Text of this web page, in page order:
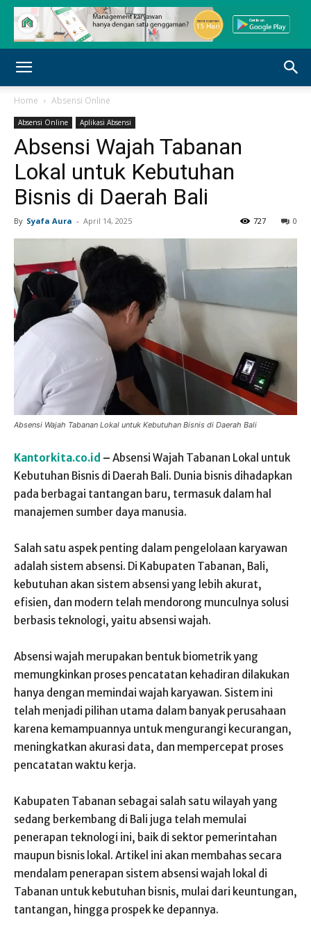
Home Absensi Online
Absensi Online Aplikasi Absensi
Absensi Wajah Tabanan
Lokal untuk Kebutuhan
Bisnis di Daerah Bali
By Syafa Aura - April 14, 2025 0
727
Absensi Wajah Tabanan Lokal untuk Kebutuhan Bisnis di Daerah Bali
Kantorkita.co.id – Absensi Wajah Tabanan Lokal untuk
Kebutuhan Bisnis di Daerah Bali. Dunia bisnis dihadapkan
pada berbagai tantangan baru, termasuk dalam hal
manajemen sumber daya manusia.
Salah satu aspek penting dalam pengelolaan karyawan
adalah sistem absensi. Di Kabupaten Tabanan, Bali,
kebutuhan akan sistem absensi yang lebih akurat,
efisien, dan modern telah mendorong munculnya solusi
berbasis teknologi, yaitu absensi wajah.
Absensi wajah merupakan bentuk biometrik yang
memungkinkan proses pencatatan kehadiran dilakukan
hanya dengan memindai wajah karyawan. Sistem ini
telah menjadi pilihan utama dalam banyak perusahaan
karena kemampuannya untuk mengurangi kecurangan,
meningkatkan akurasi data, dan mempercepat proses
pencatatan waktu kerja.
Kabupaten Tabanan sebagai salah satu wilayah yang
sedang berkembang di Bali juga telah memulai
penerapan teknologi ini, baik di sektor pemerintahan
maupun bisnis lokal. Artikel ini akan membahas secara
mendalam penerapan sistem absensi wajah lokal di
Tabanan untuk kebutuhan bisnis, mulai dari keuntungan,
tantangan, hingga prospek ke depannya.